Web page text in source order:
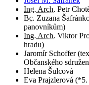
Ing. Arch. Petr
Bc. Zuzana
panovníkům)
Ing. Arch. Viktor
hradu)
Jaromír Schoffer
Občanského
Helena Šulcová
Eva Prajzlerová